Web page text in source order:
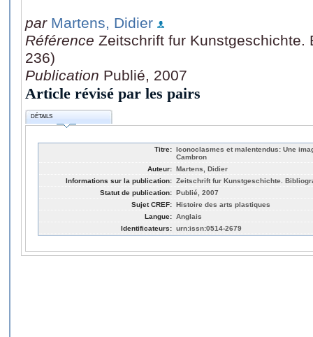
par Martens, Didier
Référence Zeitschrift fur Kunstgeschichte.
236)
Publication Publié, 2007
Article révisé par les pairs
DÉTAILS
Titre: Iconoclasmes et malentendus: Une
Cambron
Auteur: Martens, Didier
Informations sur la publication: Zeitschrift fur Kunstgeschichte.
Statut de publication: Publié, 2007
Sujet CREF: Histoire des arts plastiques
Langue: Anglais
Identificateurs: urn:issn:0514-2679